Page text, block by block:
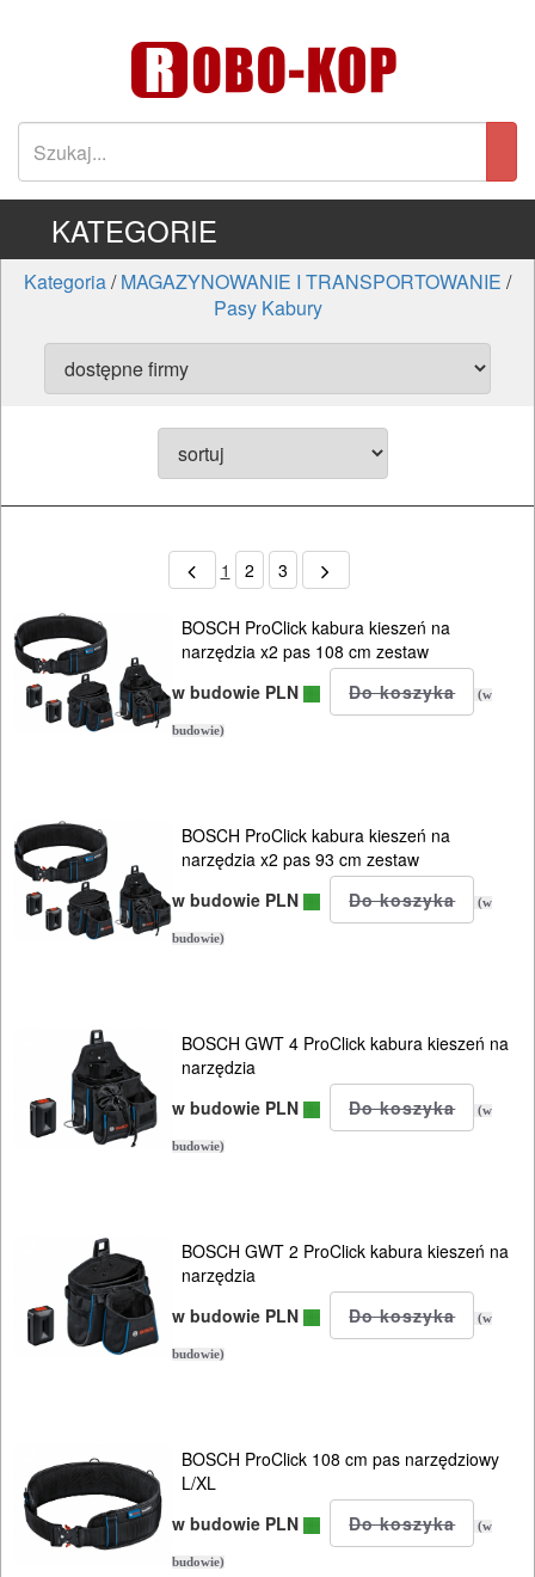
KATEGORIE
Kategoria/MAGAZYNOWANIE I TRANSPORTOWANIE /
Pasy Kabury
1 2 3
BOSCH ProClick kabura kieszeń na
narzędzia x2 pas 108 cm zestaw
w budowie PLN
(w
budowie)
BOSCH ProClick kabura kieszeń na
narzędzia x2 pas 93 cm zestaw
w budowie PLN
(w
budowie)
BOSCH GWT 4 ProClick kabura kieszeń na
narzędzia
w budowie PLN
(w
budowie)
BOSCH GWT 2 ProClick kabura kieszeń na
narzędzia
w budowie PLN
(w
budowie)
BOSCH ProClick 108 cm pas narzędziowy
L/XL
w budowie PLN
(w
budowie)